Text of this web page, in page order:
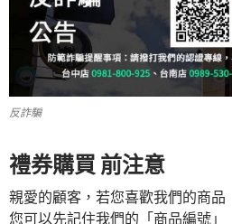
反詐騙
禮券購買 前注意
親愛的顧客，若您喜歡我們的商品
您可以先記住我們的「商品編號」